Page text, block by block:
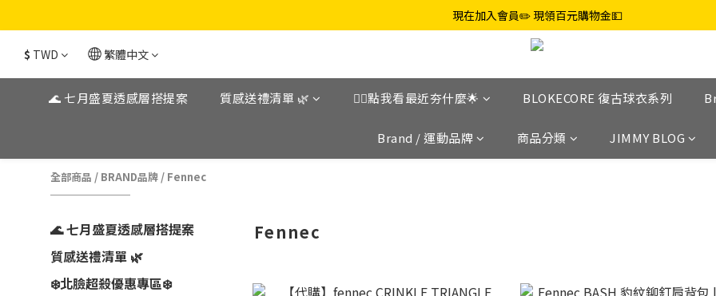
現在加入會員✏️ 現領百元購物金💵
$ TWD 繁體中文
🌊 七月盛夏透感層搭提案 質感送禮清單 🌿 👉🏼點我看最近夯什麼🌟 BLOKECORE 復古球衣系列
Brand / 運動品牌 商品分類 JIMMY BLOG
全部商品 / BRAND品牌 / Fennec
🌊 七月盛夏透感層搭提案
質感送禮清單 🌿
❄️北臉超殺優惠專區❄️
Fennec